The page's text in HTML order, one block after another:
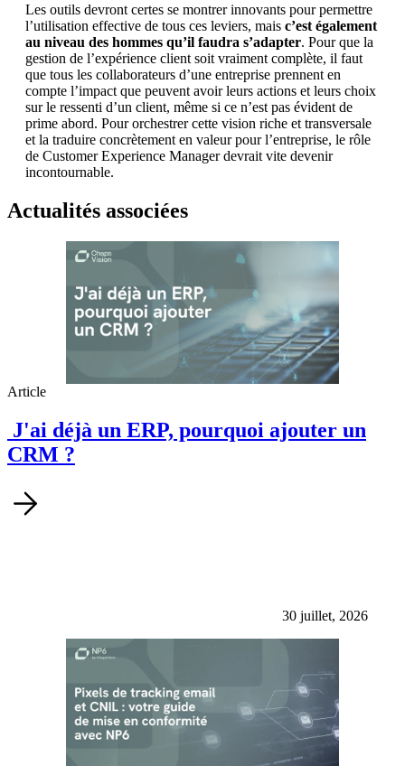
Les outils devront certes se montrer innovants pour permettre
l’utilisation effective de tous ces leviers, mais c’est également
au niveau des hommes qu’il faudra s’adapter. Pour que la
gestion de l’expérience client soit vraiment complète, il faut
que tous les collaborateurs d’une entreprise prennent en
compte l’impact que peuvent avoir leurs actions et leurs choix
sur le ressenti d’un client, même si ce n’est pas évident de
prime abord. Pour orchestrer cette vision riche et transversale
et la traduire concrètement en valeur pour l’entreprise, le rôle
de Customer Experience Manager devrait vite devenir
incontournable.
Actualités associées
Article
J'ai déjà un ERP, pourquoi ajouter un
CRM ?
30 juillet, 2026